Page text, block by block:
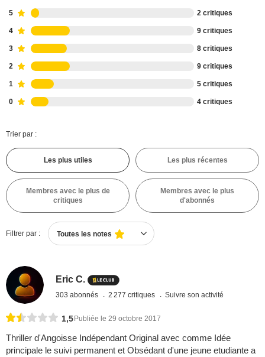
5 2 critiques
4 9 critiques
3 8 critiques
2 9 critiques
1 5 critiques
0 4 critiques
Trier par :
Les plus utiles Les plus récentes
Membres avec le plus de
critiques
Membres avec le plus
d'abonnés
Filtrer par : Toutes les notes
Eric C.
303 abonnés 2 277 critiques Suivre son activité
1,5 Publiée le 29 octobre 2017
Thriller d'Angoisse Indépendant Original avec comme Idée
principale le suivi permanent et Obsédant d'une jeune etudiante a